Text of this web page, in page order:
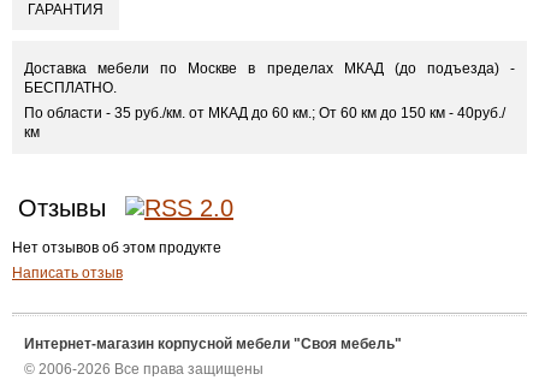
ГАРАНТИЯ
Доставка мебели по Москве в пределах МКАД (до подъезда) -
БЕСПЛАТНО.
По области - 35 руб./км. от МКАД до 60 км.; От 60 км до 150 км - 40руб./
км
Отзывы
Нет отзывов об этом продукте
Написать отзыв
Интернет-магазин корпусной мебели "Своя мебель"
© 2006-2026 Все права защищены